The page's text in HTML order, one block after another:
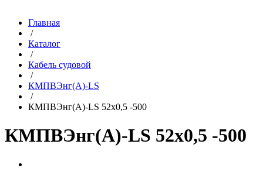
Главная
/
Каталог
/
Кабель судовой
/
КМПВЭнг(A)-LS
/
КМПВЭнг(A)-LS 52х0,5 -500
КМПВЭнг(A)-LS 52х0,5 -500